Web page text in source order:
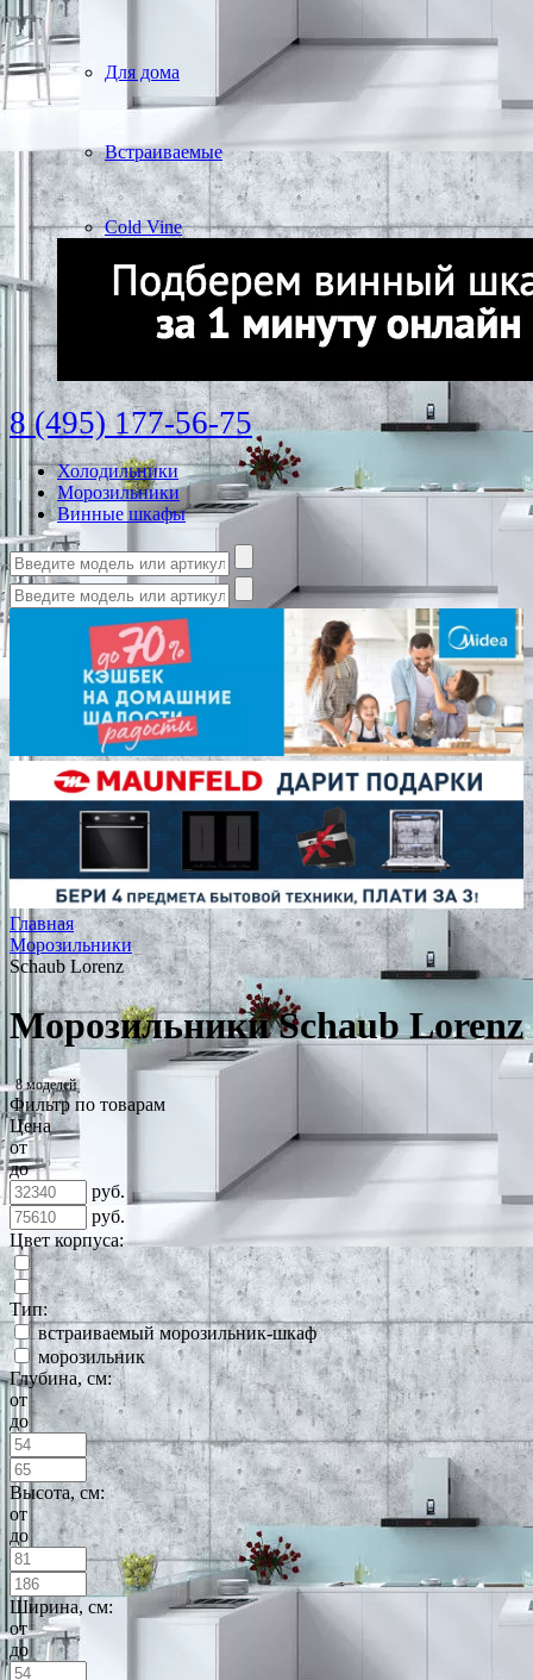
Для дома
Встраиваемые
Cold Vine
8 (495) 177-56-75
Холодильники
Морозильники
Винные шкафы
Главная
Морозильники
Schaub Lorenz
Морозильники Schaub Lorenz
8 моделей
Фильтр по товарам
Цена
от
до
руб.
руб.
Цвет корпуса:
Тип:
встраиваемый морозильник-шкаф
морозильник
Глубина, см:
от
до
Высота, см:
от
до
Ширина, см:
от
до